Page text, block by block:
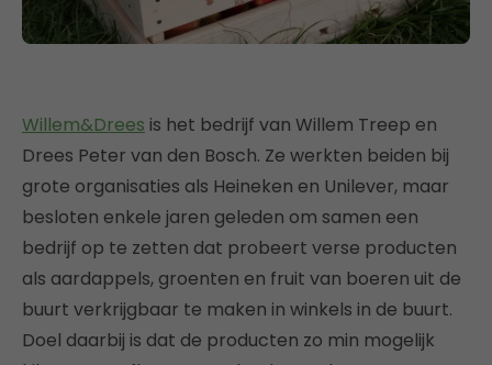
Willem&Drees is het bedrijf van Willem Treep en
Drees Peter van den Bosch. Ze werkten beiden bij
grote organisaties als Heineken en Unilever, maar
besloten enkele jaren geleden om samen een
bedrijf op te zetten dat probeert verse producten
als aardappels, groenten en fruit van boeren uit de
buurt verkrijgbaar te maken in winkels in de buurt.
Doel daarbij is dat de producten zo min mogelijk